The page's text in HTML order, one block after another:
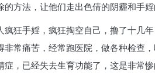
方法，让他们走出色倩的阴霾和手婬
狂手婬，疯狂掏空自己，撸了十几
常痛苦，经常跑医院，做各种检查
，已经失去生育功能了，这是非常